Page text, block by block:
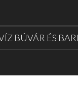
BÚVÁR ÉS